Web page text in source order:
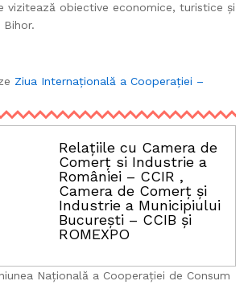
vizitează obiective economice, turistice și
Ziua Internațională a Cooperației –
Relațiile cu Camera de
Comerț si Industrie a
României – CCIR ,
Camera de Comerț și
Industrie a Municipiului
București – CCIB și
ROMEXPO
Națională a Cooperației de Consum